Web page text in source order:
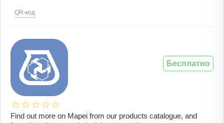
QR-код
Find out more on Mapei from our products catalogue, and
Бесплатно